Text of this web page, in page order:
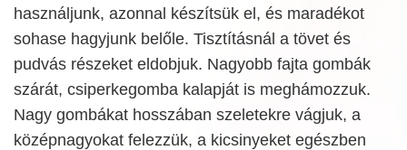
használjunk, azonnal készítsük el, és maradékot
sohase hagyjunk belőle. Tisztításnál a tövet és
pudvás részeket eldobjuk. Nagyobb fajta gombák
szárát, csiperkegomba kalapját is meghámozzuk.
Nagy gombákat hosszában szeletekre vágjuk, a
középnagyokat felezzük, a kicsinyeket egészben